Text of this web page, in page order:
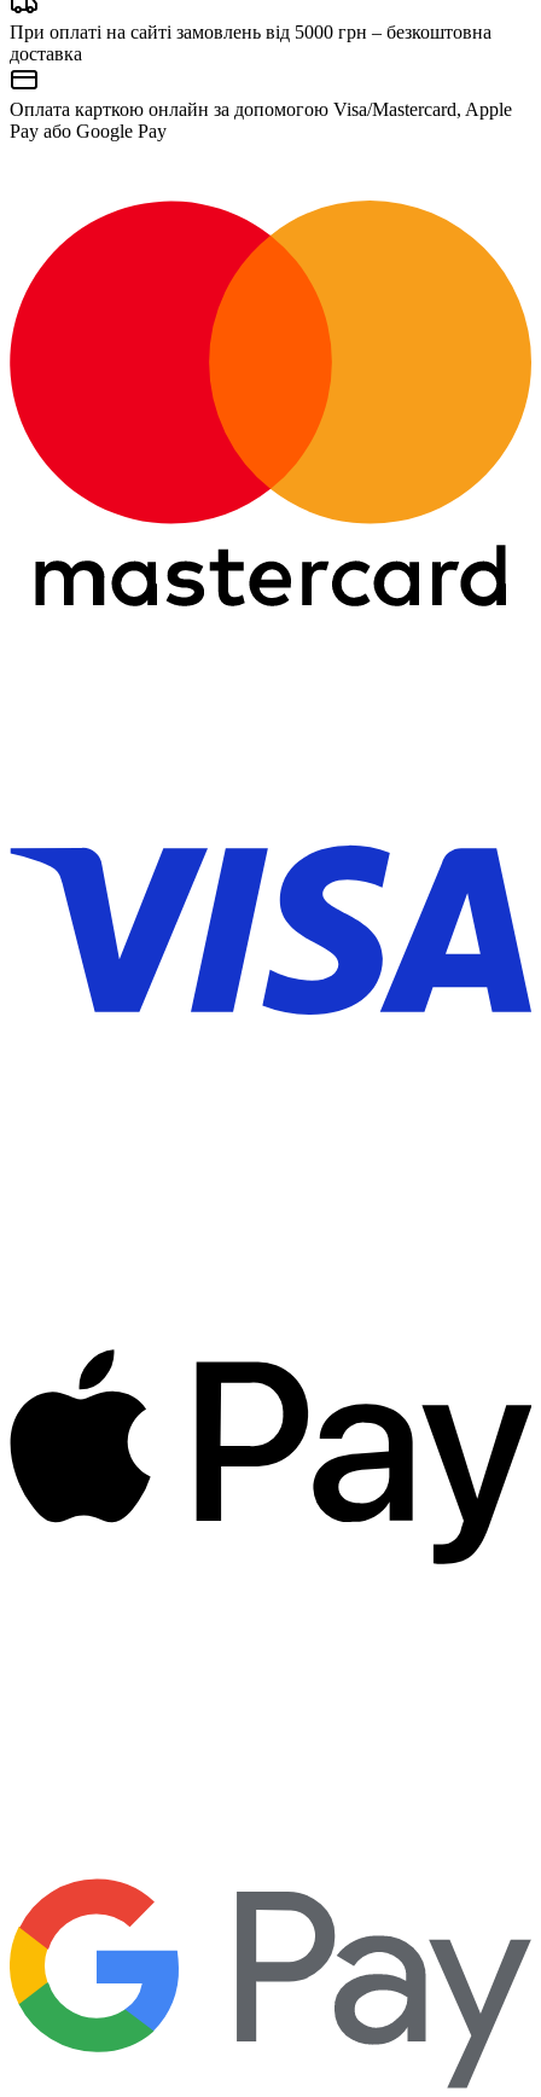
При оплаті на сайті замовлень від 5000 грн – безкоштовна
доставка
Оплата карткою онлайн за допомогою Visa/Mastercard, Apple
Pay або Google Pay